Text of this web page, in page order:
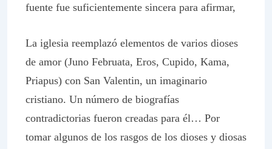
fuente fue suficientemente sincera para afirmar,
La iglesia reemplazó elementos de varios dioses
de amor (Juno Februata, Eros, Cupido, Kama,
Priapus) con San Valentin, un imaginario
cristiano. Un número de biografías
contradictorias fueron creadas para él… Por
tomar algunos de los rasgos de los dioses y diosas